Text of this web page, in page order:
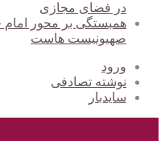
در فضای مجازی
همبستگی بر محور
صهیونیست هاست
ورود
نوشته تصادفی
سایدبار